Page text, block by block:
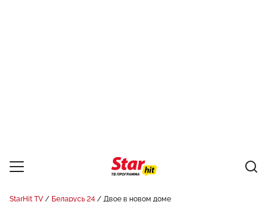
StarHit TV Беларусь 24 Двое в новом доме